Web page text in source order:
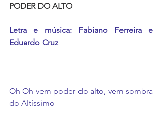
PODER DO ALTO
Letra e música: Fabiano Ferreira e
Eduardo Cruz
Oh Oh vem poder do alto, vem sombra
do Altíssimo